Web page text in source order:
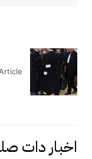
اخبار دات